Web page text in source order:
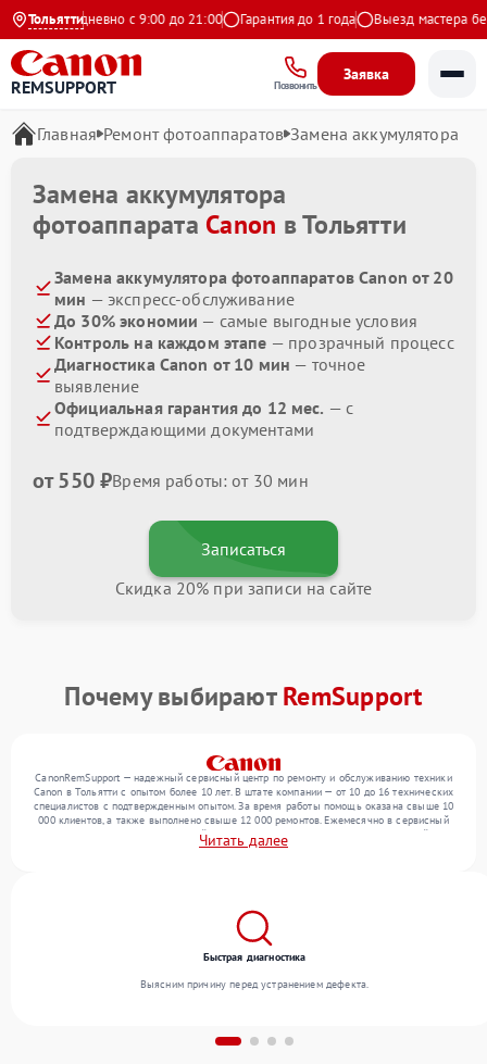
Тольятти
Ежедневно с 9:00 до 21:00 Гарантия до 1 года Выезд мастера
REMSUPPORT Позвонить
Заявка
Главная Ремонт фотоаппаратов Замена аккумулятора
Замена аккумулятора
фотоаппарата Canon в Тольятти
Замена аккумулятора фотоаппаратов Canon от 20
мин — экспресс-обслуживание
До 30% экономии — самые выгодные условия
Контроль на каждом этапе — прозрачный процесс
Диагностика Canon от 10 мин — точное
выявление
Официальная гарантия до 12 мес. — с
подтверждающими документами
от 550 ₽Время работы: от 30 мин
Записаться
Скидка 20% при записи на сайте
Почему выбираютRemSupport
CanonRemSupport — надежный сервисный центр по ремонту и обслуживанию техники
Canon в Тольятти с опытом более 10 лет. В штате компании — от 10 до 16 технических
специалистов с подтвержденным опытом. За время работы помощь оказана свыше 10
000 клиентов, а также выполнено свыше 12 000 ремонтов. Ежемесячно в сервисный
центр поступает от 300 устройств, включая , , . Мы беремся за задачи любой
сложности и обеспечиваем надежный результат благодаря использованию
Читать далее
Быстрая диагностика
Выясним причину перед устранением дефекта.